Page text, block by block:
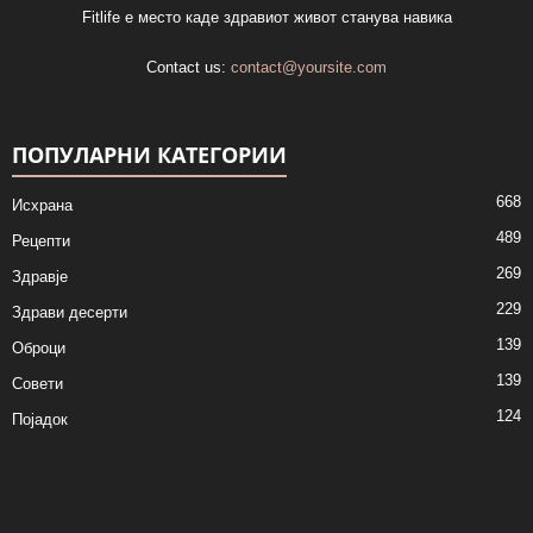
Fitlife е место каде здравиот живот станува навика
Contact us: contact@yoursite.com
ПОПУЛАРНИ КАТЕГОРИИ
Исхрана 668
Рецепти 489
Здравје 269
Здрави десерти 229
Оброци 139
Совети 139
Појадок 124